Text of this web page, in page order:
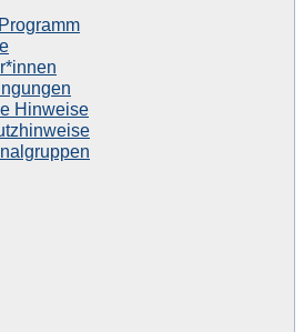
Hinweise